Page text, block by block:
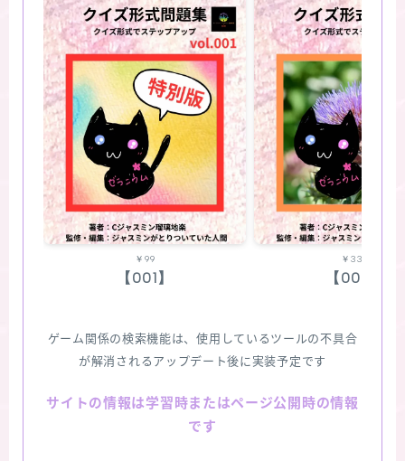
￥99
【001】
￥330
【002】
ゲーム関係の検索機能は、使用しているツールの不具合
が解消されるアップデート後に実装予定です
サイトの情報は学習時またはページ公開時の情報
です